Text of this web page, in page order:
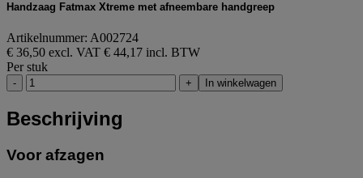
Handzaag Fatmax Xtreme met afneembare handgreep
Artikelnummer: A002724
€ 36,50 excl. VAT € 44,17 incl. BTW
Per stuk
- + In winkelwagen
Beschrijving
Voor afzagen